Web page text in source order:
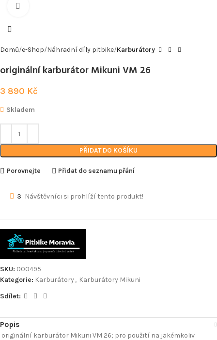
Domů e-Shop Náhradní díly pitbike Karburátory
originální karburátor Mikuni VM 26
3 890 Kč
Skladem
PŘIDAT DO KOŠÍKU
Porovnejte Přidat do seznamu přání
3 Návštěvníci si prohlíží tento produkt!
SKU: 000495
Kategorie: Karburátory, Karburátory Mikuni
Sdílet:
Popis
originální karburátor Mikuni VM 26; pro použití na jakémkoliv